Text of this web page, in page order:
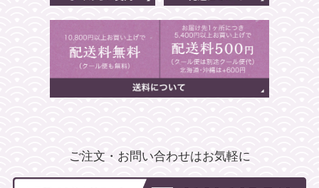
ご注文・お問い合わせはお気軽に